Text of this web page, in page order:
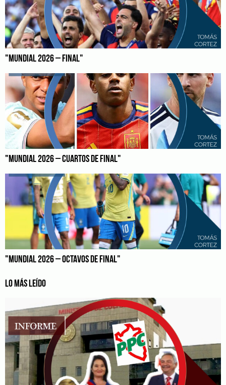
"MUNDIAL 2026 – FINAL"
"MUNDIAL 2026 – CUARTOS DE FINAL"
"MUNDIAL 2026 – OCTAVOS DE FINAL"
LO MÁS LEÍDO